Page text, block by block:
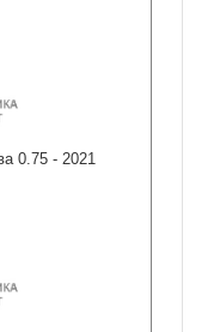
0.75 - 2021